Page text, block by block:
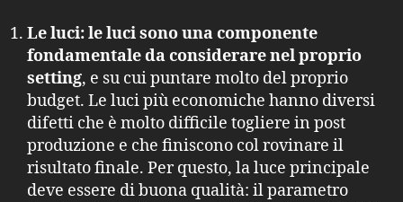
Le luci:le luci sono una componente
fondamentale da considerare nel proprio
setting, e su cui puntare molto del proprio
budget. Le luci più economiche hanno diversi
difetti che è molto difficile togliere in post
produzione e che finiscono col rovinare il
risultato finale. Per questo, la luce principale
deve essere di buona qualità: il parametro